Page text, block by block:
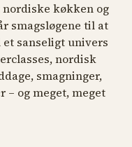
køkken og
smagsløgene til at
sanseligt univers
nordisk
smagninger,
og meget, meget